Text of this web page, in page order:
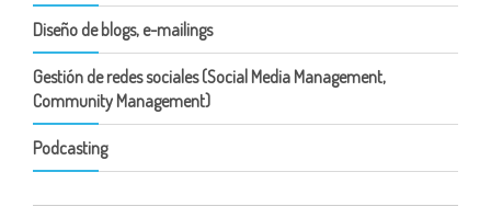
Diseño de blogs, e-mailings
Gestión de redes sociales (Social Media Management,
Community Management)
Podcasting